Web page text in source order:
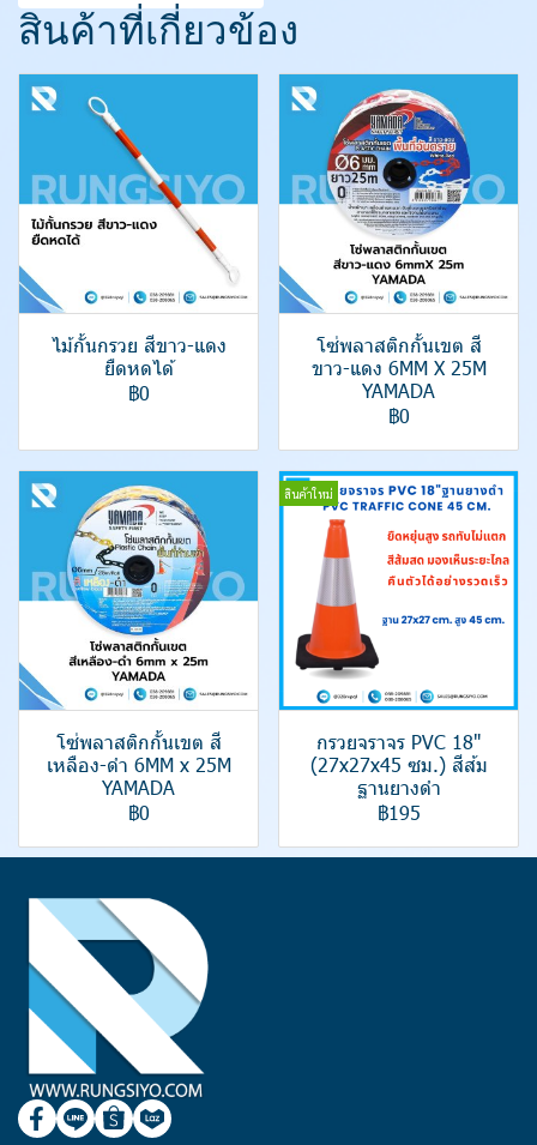
สินค้าที่เกี่ยวข้อง
ไม้กั้นกรวย สีขาว-แดง
ยืดหดได้
฿0
โซ่พลาสติกกั้นเขต สี
ขาว-แดง 6MM X 25M
YAMADA
฿0
โซ่พลาสติกกั้นเขต สี
เหลือง-ดำ 6MM x 25M
YAMADA
฿0
สินค้าใหม่
กรวยจราจร PVC 18"
(27x27x45 ซม.) สีส้ม
ฐานยางดำ
฿195